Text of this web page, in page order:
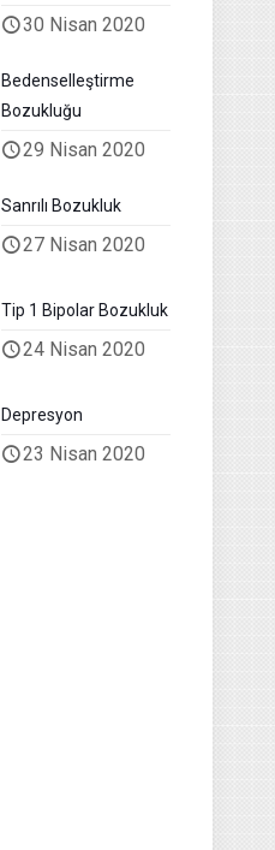
30 Nisan 2020
Bedenselleştirme
Bozukluğu
29 Nisan 2020
Sanrılı Bozukluk
27 Nisan 2020
Tip 1 Bipolar Bozukluk
24 Nisan 2020
Depresyon
23 Nisan 2020